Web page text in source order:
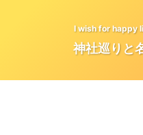
I wish for happy
神社巡りと